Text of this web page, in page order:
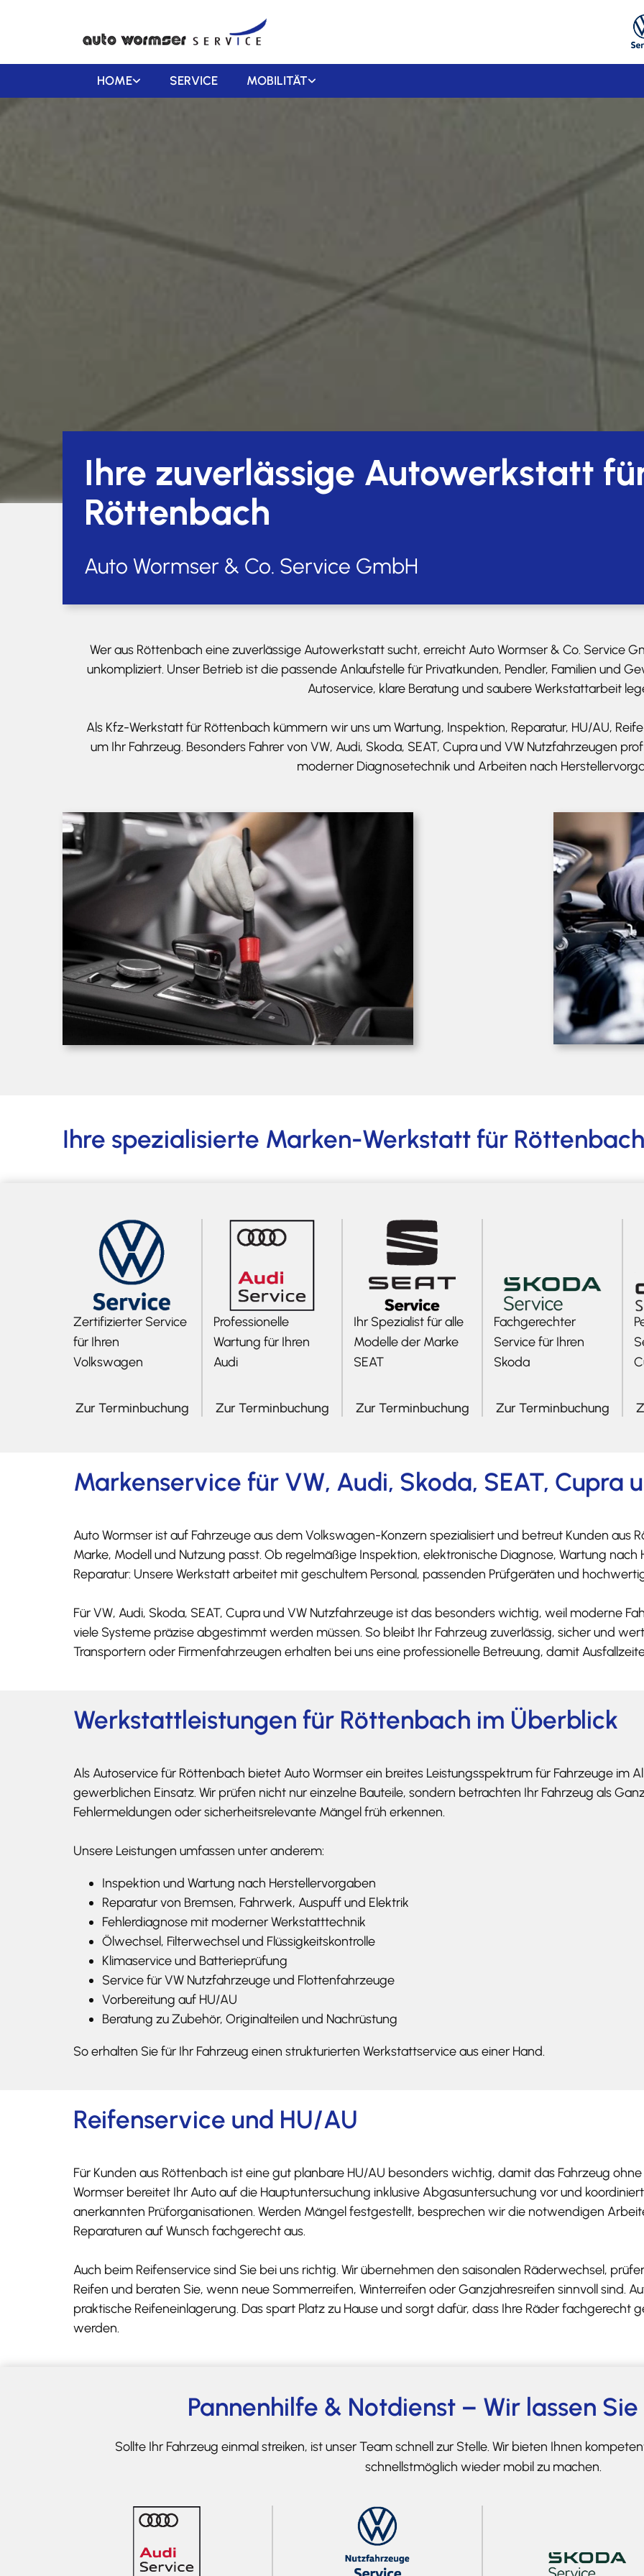
HOME SERVICE MOBILITÄT
Ihre zuverlässige Autowerkstatt
Röttenbach
Auto Wormser & Co. Service GmbH
Wer aus Röttenbach eine zuverlässige Autowerkstatt sucht, erreicht Auto Wormser & Co. Service
unkompliziert. Unser Betrieb ist die passende Anlaufstelle für Privatkunden, Pendler, Familien und
Autoservice, klare Beratung und saubere Werkstattarbeit
Als Kfz-Werkstatt für Röttenbach kümmern wir uns um Wartung, Inspektion, Reparatur, HU/AU,
um Ihr Fahrzeug. Besonders Fahrer von VW, Audi, Skoda, SEAT, Cupra und VW Nutzfahrzeugen
moderner Diagnosetechnik und Arbeiten nach
Ihre spezialisierte Marken-Werkstatt für Röttenbach
Zertifizierter Service
für Ihren
Volkswagen
Zur Terminbuchung
Professionelle
Wartung für Ihren
Audi
Zur Terminbuchung
Ihr Spezialist für alle
Modelle der Marke
SEAT
Zur Terminbuchung
Fachgerechter
Service für Ihren
Skoda
Zur Terminbuchung
Markenservice für VW, Audi, Skoda, SEAT, Cupra
Auto Wormser ist auf Fahrzeuge aus dem Volkswagen-Konzern spezialisiert und betreut Kunden aus
Marke, Modell und Nutzung passt. Ob regelmäßige Inspektion, elektronische Diagnose, Wartung
Reparatur: Unsere Werkstatt arbeitet mit geschultem Personal, passenden Prüfgeräten und
Für VW, Audi, Skoda, SEAT, Cupra und VW Nutzfahrzeuge ist das besonders wichtig, weil moderne
viele Systeme präzise abgestimmt werden müssen. So bleibt Ihr Fahrzeug zuverlässig, sicher und
Transportern oder Firmenfahrzeugen erhalten bei uns eine professionelle Betreuung, damit
Werkstattleistungen für Röttenbach im Überblick
Als Autoservice für Röttenbach bietet Auto Wormser ein breites Leistungsspektrum für Fahrzeuge im
gewerblichen Einsatz. Wir prüfen nicht nur einzelne Bauteile, sondern betrachten Ihr Fahrzeug als
Fehlermeldungen oder sicherheitsrelevante Mängel früh erkennen.
Unsere Leistungen umfassen unter anderem:
Inspektion und Wartung nach Herstellervorgaben
Reparatur von Bremsen, Fahrwerk, Auspuff und Elektrik
Fehlerdiagnose mit moderner Werkstatttechnik
Ölwechsel, Filterwechsel und Flüssigkeitskontrolle
Klimaservice und Batterieprüfung
Service für VW Nutzfahrzeuge und Flottenfahrzeuge
Vorbereitung auf HU/AU
Beratung zu Zubehör, Originalteilen und Nachrüstung
So erhalten Sie für Ihr Fahrzeug einen strukturierten Werkstattservice aus einer Hand.
Reifenservice und HU/AU
Für Kunden aus Röttenbach ist eine gut planbare HU/AU besonders wichtig, damit das Fahrzeug
Wormser bereitet Ihr Auto auf die Hauptuntersuchung inklusive Abgasuntersuchung vor und
anerkannten Prüforganisationen. Werden Mängel festgestellt, besprechen wir die notwendigen
Reparaturen auf Wunsch fachgerecht aus.
Auch beim Reifenservice sind Sie bei uns richtig. Wir übernehmen den saisonalen Räderwechsel,
Reifen und beraten Sie, wenn neue Sommerreifen, Winterreifen oder Ganzjahresreifen sinnvoll sind.
praktische Reifeneinlagerung. Das spart Platz zu Hause und sorgt dafür, dass Ihre Räder
werden.
Pannenhilfe & Notdienst – Wir lassen
Sollte Ihr Fahrzeug einmal streiken, ist unser Team schnell zur Stelle. Wir bieten Ihnen
schnellstmöglich wieder mobil zu machen.